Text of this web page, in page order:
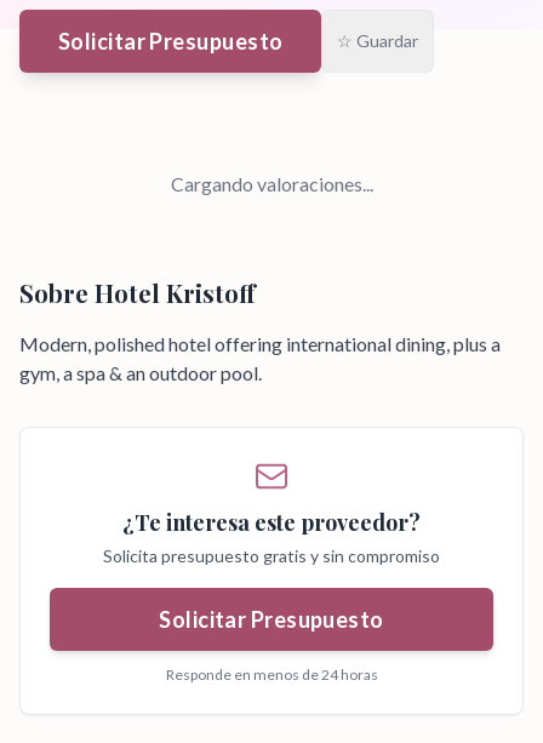
Solicitar Presupuesto ☆ Guardar
Cargando valoraciones...
Sobre Hotel Kristoff
Modern, polished hotel offering international dining, plus a
gym, a spa & an outdoor pool.
¿Te interesa este proveedor?
Solicita presupuesto gratis y sin compromiso
Solicitar Presupuesto
Responde en menos de 24 horas